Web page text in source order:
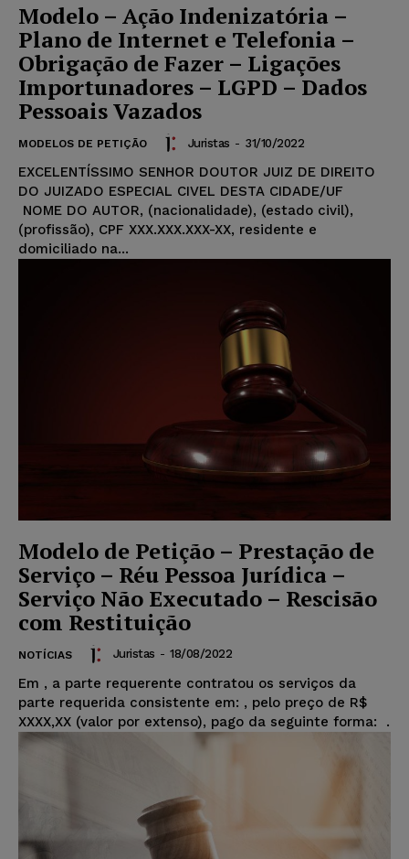
Modelo – Ação Indenizatória –
Plano de Internet e Telefonia –
Obrigação de Fazer – Ligações
Importunadores – LGPD – Dados
Pessoais Vazados
MODELOS DE PETIÇÃO Juristas - 31/10/2022
EXCELENTÍSSIMO SENHOR DOUTOR JUIZ DE DIREITO
DO JUIZADO ESPECIAL CIVEL DESTA CIDADE/UF
NOME DO AUTOR, (nacionalidade), (estado civil),
(profissão), CPF XXX.XXX.XXX-XX, residente e
domiciliado na...
Modelo de Petição – Prestação de
Serviço – Réu Pessoa Jurídica –
Serviço Não Executado – Rescisão
com Restituição
NOTÍCIAS Juristas - 18/08/2022
Em , a parte requerente contratou os serviços da
parte requerida consistente em: , pelo preço de R$
XXXX,XX (valor por extenso), pago da seguinte forma: .